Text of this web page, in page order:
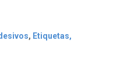
, Etiquetas,